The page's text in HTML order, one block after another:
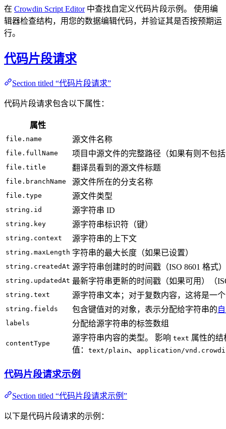
在 Crowdin Script Editor中查找自定义代码片段示例。 使用编
辑器检查结构，用您的数据编辑代码，并验证其是否按预期运
行。
代码片段请求
Section titled “代码片段请求”
代码片段请求包含以下属性：
属性
file.name 源文件名称
file.fullName 项目中源文件的完整路径（如果有则不包
file.title 翻译员看到的源文件标题
file.branchName 源文件所在的分支名称
file.type 源文件类型
string.id 源字符串 ID
string.key 源字符串标识符（键）
string.context 源字符串的上下文
string.maxLength 字符串的最大长度（如果已设置）
string.createdAt 源字符串创建时的时间戳（ISO 8601 格式）
string.updatedAt 最新字符串更新的时间戳（如果可用）（
string.text 源字符串文本；对于复数内容，这将是一
string.fields 包含键值对的对象，表示分配给字符串的
labels 分配给源字符串的标签数组
contentType
源字符串内容的类型。 影响 text 属性的结
值： text/plain、 application/
代码片段请求示例
Section titled “代码片段请求示例”
以下是代码片段请求的示例：